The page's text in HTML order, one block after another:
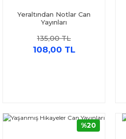
Yeraltından Notlar Can
Yayınları
135,00 TL
108,00 TL
%20